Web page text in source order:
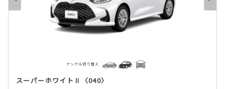
スーパーホワイトⅡ〈040〉
アングル切り替え